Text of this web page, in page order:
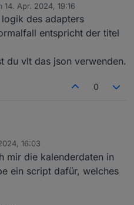
anzuzeigen? Bisher
"den ganzen Tag". So
aus der Tabelle
14. Apr. 2024, 19:16
von
des adapters
entspricht der titel
du vlt das json verwenden.
0
direkt auf deiner
realisiert?
16:03
mir die kalenderdaten in
ein script dafür, welches